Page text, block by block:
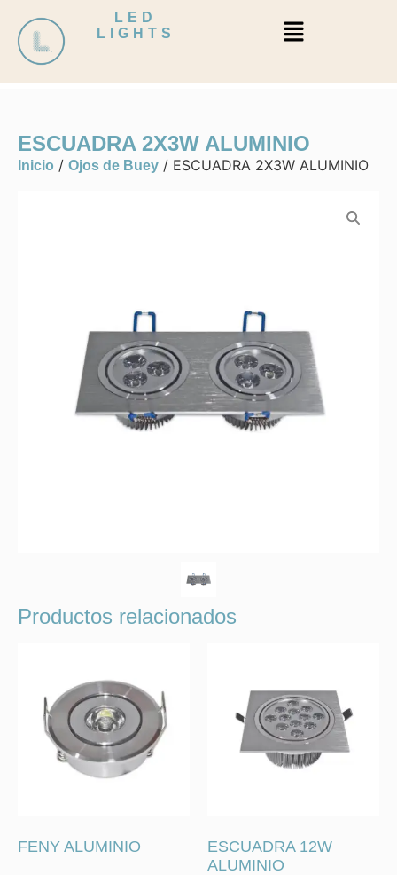
LED
LIGHTS
ESCUADRA 2X3W ALUMINIO
Inicio / Ojos de Buey / ESCUADRA 2X3W ALUMINIO
Productos relacionados
FENY ALUMINIO
ESCUADRA 12W
ALUMINIO